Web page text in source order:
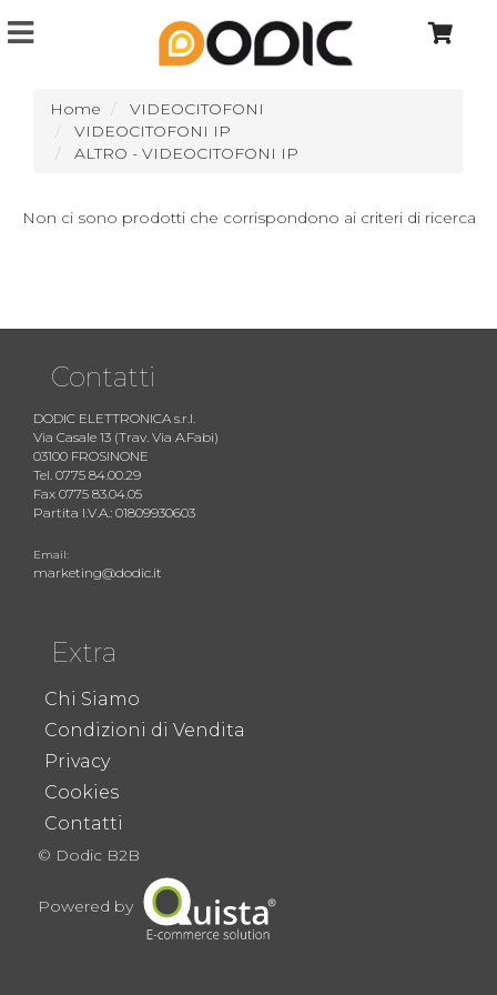
Home
VIDEOCITOFONI
VIDEOCITOFONI IP
ALTRO - VIDEOCITOFONI IP
Non ci sono prodotti che corrispondono ai criteri di ricerca
Contatti
DODIC ELETTRONICA s.r.l.
Via Casale 13 (Trav. Via A.Fabi)
03100 FROSINONE
Tel. 0775 84.00.29
Fax 0775 83.04.05
Partita I.V.A.: 01809930603
Email:
marketing@dodic.it
Extra
Chi Siamo
Condizioni di Vendita
Privacy
Cookies
Contatti
© Dodic B2B
Powered by